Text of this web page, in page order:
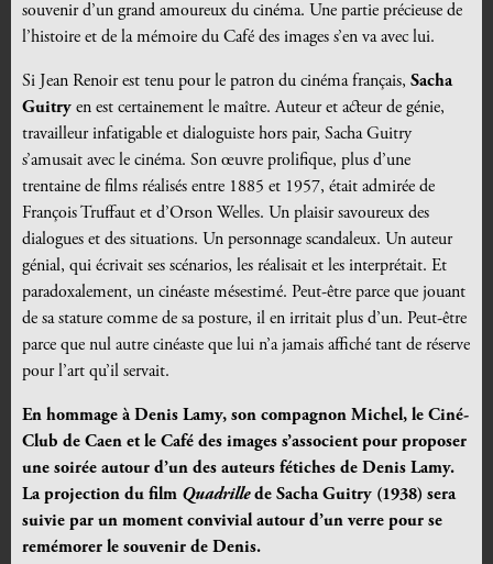
souvenir d’un grand amoureux du cinéma. Une partie précieuse de
l’histoire et de la mémoire du Café des images s’en va avec lui.
Si Jean Renoir est tenu pour le patron du cinéma français, Sacha
Guitry en est certainement le maître. Auteur et acteur de génie,
travailleur infatigable et dialoguiste hors pair, Sacha Guitry
s’amusait avec le cinéma. Son œuvre prolifique, plus d’une
trentaine de films réalisés entre 1885 et 1957, était admirée de
François Truffaut et d’Orson Welles. Un plaisir savoureux des
dialogues et des situations. Un personnage scandaleux. Un auteur
génial, qui écrivait ses scénarios, les réalisait et les interprétait. Et
paradoxalement, un cinéaste mésestimé. Peut-être parce que jouant
de sa stature comme de sa posture, il en irritait plus d’un. Peut-être
parce que nul autre cinéaste que lui n’a jamais affiché tant de réserve
pour l’art qu’il servait.
En hommage à Denis Lamy, son compagnon Michel, le Ciné-
Club de Caen et le Café des images s’associent pour proposer
une soirée autour d’un des auteurs fétiches de Denis Lamy.
La projection du film Quadrillede Sacha Guitry (1938) sera
suivie par un moment convivial autour d’un verre pour se
remémorer le souvenir de Denis.